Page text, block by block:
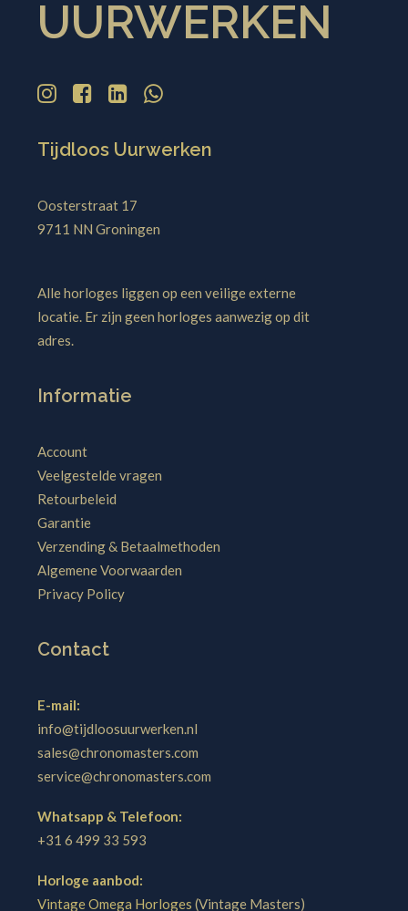
UURWERKEN
Tijdloos Uurwerken
Oosterstraat 17
9711 NN Groningen
Alle horloges liggen op een veilige externe
locatie. Er zijn geen horloges aanwezig op dit
adres.
Informatie
Account
Veelgestelde vragen
Retourbeleid
Garantie
Verzending & Betaalmethoden
Algemene Voorwaarden
Privacy Policy
Contact
E-mail:
info@tijdloosuurwerken.nl
sales@chronomasters.com
service@chronomasters.com
Whatsapp & Telefoon:
+31 6 499 33 593
Horloge aanbod:
Vintage Omega Horloges (Vintage Masters)